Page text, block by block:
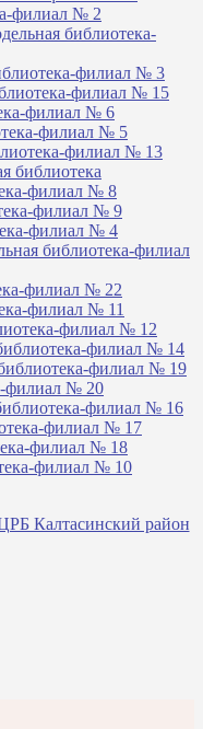
филиал № 2
библиотека-
филиал № 3
филиал № 15
филиал № 6
филиал № 5
филиал № 13
библиотека
филиал № 8
филиал № 9
филиал № 4
библиотека-филиал
филиал № 22
филиал № 11
филиал № 12
филиал № 14
филиал № 19
филиал № 20
филиал № 16
филиал № 17
филиал № 18
филиал № 10